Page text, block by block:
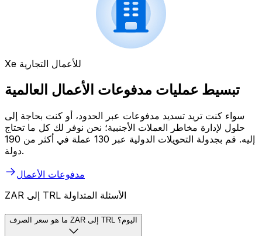
Xe للأعمال التجارية
تبسيط عمليات مدفوعات الأعمال العالمية
سواء كنت تريد تسديد مدفوعات عبر الحدود، أو كنت بحاجة إلى
حلول لإدارة مخاطر العملات الأجنبية؛ نحن نوفر لك كل ما تحتاج
إليه. قم بجدولة التحويلات الدولية عبر 130 عملة في أكثر من 190
دولة.
مدفوعات الأعمال
ZAR إلى TRL الأسئلة المتداولة
ما هو سعر الصرف ZAR إلى TRL اليوم؟